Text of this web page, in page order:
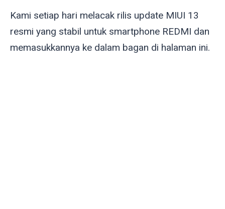
Kami setiap hari melacak rilis update MIUI 13
resmi yang stabil untuk smartphone REDMI dan
memasukkannya ke dalam bagan di halaman ini.